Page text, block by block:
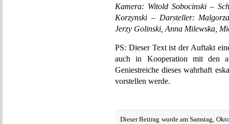
Kamera: Witold Sobocinski –
Korzynski – Darsteller:
Jerzy Golinski, Anna Milewska,
PS: Dieser Text ist der Auftakt
auch in Kooperation mit den
Geniestreiche dieses wahrhaft
vorstellen werde.
Dieser Beitrag wurde am Samstag,